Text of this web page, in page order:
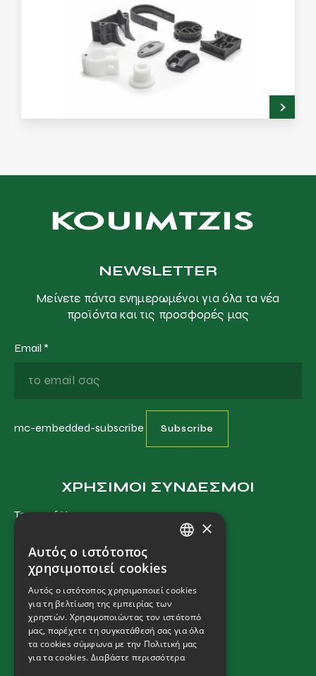
NEWSLETTER
Μείνετε πάντα ενημερωμένοι για όλα τα νέα
προϊόντα και τις προσφορές μας
Email *
mc-embedded-subscribe
ΧΡΗΣΙΜΟΙ ΣΥΝΔΕΣΜΟΙ
Terms of Use
Cookies Policy
Terms and Conditions
ΕΠΙΚΟΙΝΩΝΙΑ
Μηχανήματα
T:+ 30 2310 792 222
×
Αυτός ο ιστότοπος
χρησιμοποιεί cookies
Αυτός ο ιστότοπος χρησιμοποιεί cookies
για τη βελτίωση της εμπειρίας των
χρηστών. Χρησιμοποιώντας τον ιστότοπό
μας, παρέχετε τη συγκατάθεσή σας για όλα
τα cookies σύμφωνα με την Πολιτική μας
για τα cookies. Διαβάστε περισσότερα